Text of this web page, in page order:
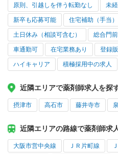
原則、引越しを伴う転勤なし 未
新卒も応募可能 住宅補助（手当）
土日休み（相談可含む） 総合門前
車通勤可 在宅業務あり 登録
ハイキャリア 積極採用中の求人
近隣エリアで薬剤師求人を探
摂津市 高石市 藤井寺市
近隣エリアの路線で薬剤師求
大阪市営中央線 ＪＲ片町線